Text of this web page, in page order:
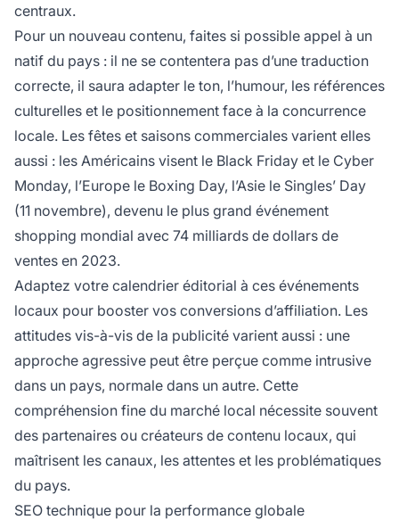
centraux.
Pour un nouveau contenu, faites si possible appel à un
natif du pays : il ne se contentera pas d’une traduction
correcte, il saura adapter le ton, l’humour, les références
culturelles et le positionnement face à la concurrence
locale. Les fêtes et saisons commerciales varient elles
aussi : les Américains visent le Black Friday et le Cyber
Monday, l’Europe le Boxing Day, l’Asie le Singles’ Day
(11 novembre), devenu le plus grand événement
shopping mondial avec 74 milliards de dollars de
ventes en 2023.
Adaptez votre calendrier éditorial à ces événements
locaux pour booster vos conversions d’affiliation. Les
attitudes vis-à-vis de la publicité varient aussi : une
approche agressive peut être perçue comme intrusive
dans un pays, normale dans un autre. Cette
compréhension fine du marché local nécessite souvent
des partenaires ou créateurs de contenu locaux, qui
maîtrisent les canaux, les attentes et les problématiques
du pays.
SEO technique pour la performance globale